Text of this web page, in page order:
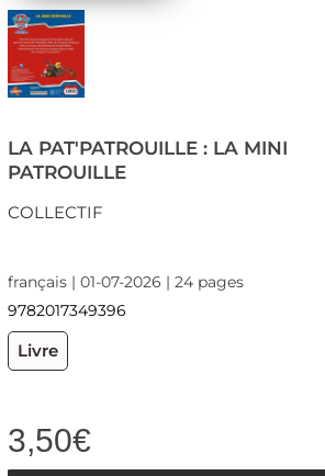
LA PAT'PATROUILLE : LA MINI
PATROUILLE
COLLECTIF
français | 01-07-2026 | 24 pages
9782017349396
Livre
3,50€